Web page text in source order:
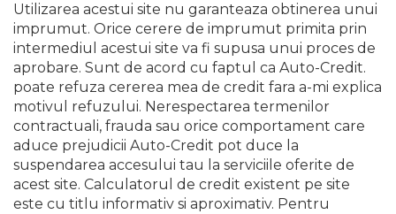
Utilizarea acestui site nu garanteaza obtinerea unui
imprumut. Orice cerere de imprumut primita prin
intermediul acestui site va fi supusa unui proces de
aprobare. Sunt de acord cu faptul ca Auto-Credit.
poate refuza cererea mea de credit fara a-mi explica
motivul refuzului. Nerespectarea termenilor
contractuali, frauda sau orice comportament care
aduce prejudicii Auto-Credit pot duce la
suspendarea accesului tau la serviciile oferite de
acest site. Calculatorul de credit existent pe site
este cu titlu informativ si aproximativ. Pentru